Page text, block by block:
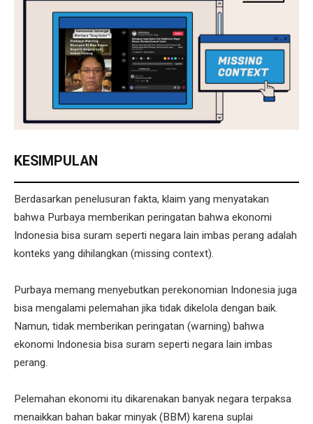
KESIMPULAN
Berdasarkan penelusuran fakta, klaim yang menyatakan
bahwa Purbaya memberikan peringatan bahwa ekonomi
Indonesia bisa suram seperti negara lain imbas perang adalah
konteks yang dihilangkan (missing context).
Purbaya memang menyebutkan perekonomian Indonesia juga
bisa mengalami pelemahan jika tidak dikelola dengan baik.
Namun, tidak memberikan peringatan (warning) bahwa
ekonomi Indonesia bisa suram seperti negara lain imbas
perang.
Pelemahan ekonomi itu dikarenakan banyak negara terpaksa
menaikkan bahan bakar minyak (BBM) karena suplai